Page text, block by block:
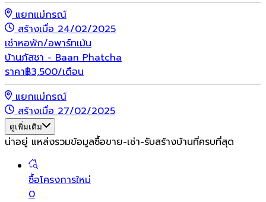
แยกแม่กรณ์
สร้างเมื่อ 24/02/2025
เช่าหอพัก/อพาร์ทเม้น
บ้านภัสชา - Baan Phatcha
ราคา฿3,500/เดือน
แยกแม่กรณ์
สร้างเมื่อ 27/02/2025
ดูเพิ่มเติม
น่าอยู่ แหล่งรวมข้อมูลซื้อขาย-เช่า-รับสร้างบ้านที่ครบที่สุด
ซื้อโครงการใหม่
0